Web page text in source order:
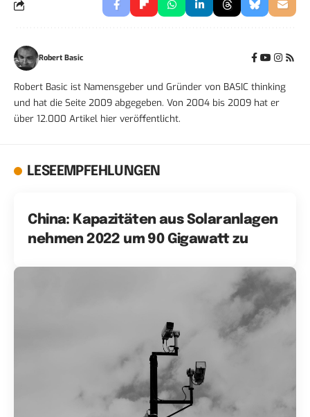
Robert Basic
Robert Basic ist Namensgeber und Gründer von BASIC thinking
und hat die Seite 2009 abgegeben. Von 2004 bis 2009 hat er
über 12.000 Artikel hier veröffentlicht.
LESEEMPFEHLUNGEN
China: Kapazitäten aus Solaranlagen
nehmen 2022 um 90 Gigawatt zu